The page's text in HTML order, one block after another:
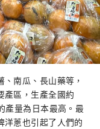
南瓜、長山藥等，
產區，生產全國約
產量為日本最高。最
洋蔥也引起了人們的